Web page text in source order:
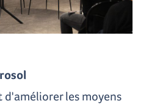
d'améliorer les moyens